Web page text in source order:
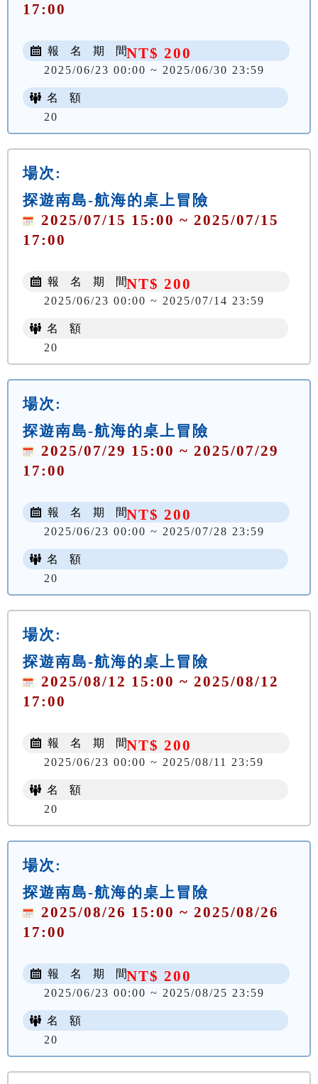
17:00
NT$ 200
報 名 期 間
2025/06/23 00:00 ~ 2025/06/30 23:59
名 額
20
場次:
探遊南島-航海的桌上冒險
2025/07/15 15:00 ~ 2025/07/15
17:00
NT$ 200
報 名 期 間
2025/06/23 00:00 ~ 2025/07/14 23:59
名 額
20
場次:
探遊南島-航海的桌上冒險
2025/07/29 15:00 ~ 2025/07/29
17:00
NT$ 200
報 名 期 間
2025/06/23 00:00 ~ 2025/07/28 23:59
名 額
20
場次:
探遊南島-航海的桌上冒險
2025/08/12 15:00 ~ 2025/08/12
17:00
NT$ 200
報 名 期 間
2025/06/23 00:00 ~ 2025/08/11 23:59
名 額
20
場次:
探遊南島-航海的桌上冒險
2025/08/26 15:00 ~ 2025/08/26
17:00
NT$ 200
報 名 期 間
2025/06/23 00:00 ~ 2025/08/25 23:59
名 額
20